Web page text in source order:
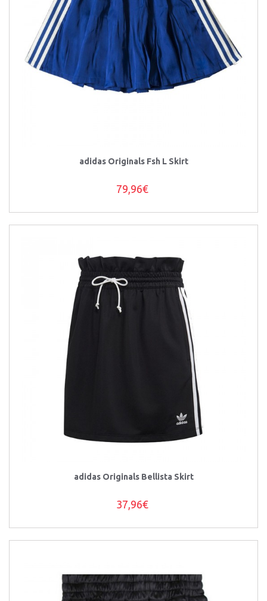
adidas Originals Fsh L Skirt
79,96€
adidas Originals Bellista Skirt
37,96€